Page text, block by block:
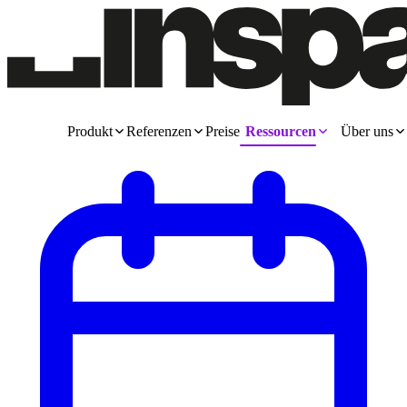
Produkt Referenzen Preise Ressourcen Über uns